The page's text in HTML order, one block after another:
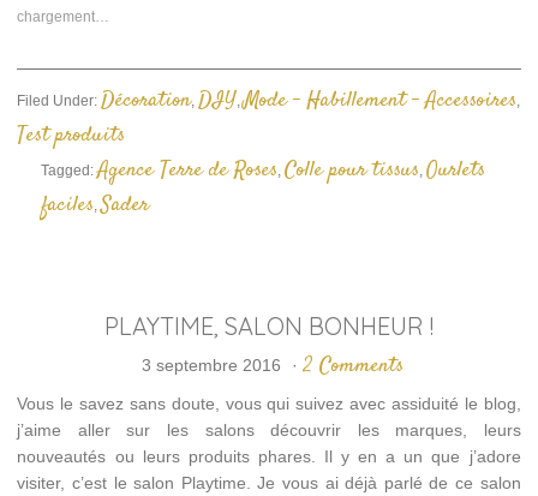
dans
une
nouvelle
chargement…
Filed Under: Décoration, DIY,Mode - Habillement - Accessoires,
Test produits
Tagged:Agence Terre de Roses,Colle pour tissus,Ourlets
faciles,Sader
PLAYTIME, SALON BONHEUR !
3 septembre 2016 · 2 Comments
Vous le savez sans doute, vous qui suivez avec assiduité le blog,
j’aime aller sur les salons découvrir les marques, leurs
nouveautés ou leurs produits phares. Il y en a un que j’adore
visiter, c’est le salon Playtime. Je vous ai déjà parlé de ce salon